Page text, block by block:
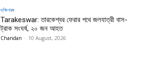
দক্ষিণবঙ্গ
Tarakeswar: তারকেশ্বর ফেরার পথে জলযাত্রী বাস-
ট্রাক সংঘর্ষ, ২০ জন আহত
Chandan - 10 August, 2026